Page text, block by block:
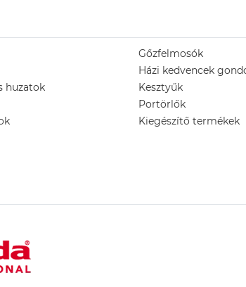
huzatok
Gőzfelmosók
Házi kedvencek
Kesztyűk
Portörlők
Kiegészítő termékek